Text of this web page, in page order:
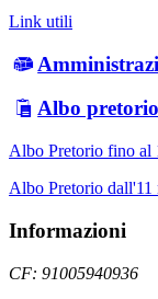
Link utili
Albo pretorio
Albo Pretorio fino al
Albo Pretorio dall'11
Informazioni
CF: 91005940936